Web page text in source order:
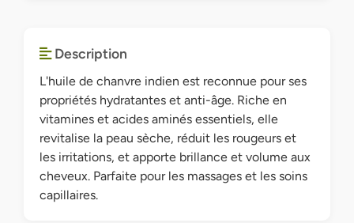
Description
L'huile de chanvre indien est reconnue pour ses
propriétés hydratantes et anti-âge. Riche en
vitamines et acides aminés essentiels, elle
revitalise la peau sèche, réduit les rougeurs et
les irritations, et apporte brillance et volume aux
cheveux. Parfaite pour les massages et les soins
capillaires.